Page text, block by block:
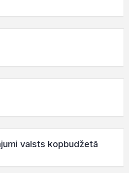
valsts kopbudžetā